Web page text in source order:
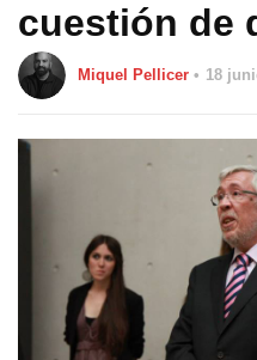
cuestión de
Miquel Pellicer 18